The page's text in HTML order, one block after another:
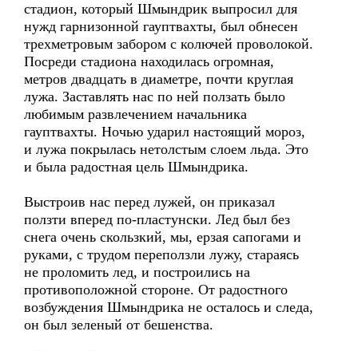
стадион, который Шмындрик выпросил для
нужд гарнизонной гауптвахты, был обнесен
трехметровым забором с колючей проволокой.
Посреди стадиона находилась огромная,
метров двадцать в диаметре, почти круглая
лужа. Заставлять нас по ней ползать было
любимым развлечением начальника
гауптвахты. Ночью ударил настоящий мороз,
и лужа покрылась нетолстым слоем льда. Это
и была радостная цель Шмындрика.
Выстроив нас перед лужей, он приказал
ползти вперед по-пластунски. Лед был без
снега очень скользкий, мы, ерзая сапогами и
руками, с трудом переползли лужу, стараясь
не проломить лед, и построились на
противоположной стороне. От радостного
возбуждения Шмындрика не осталось и следа,
он был зеленый от бешенства.